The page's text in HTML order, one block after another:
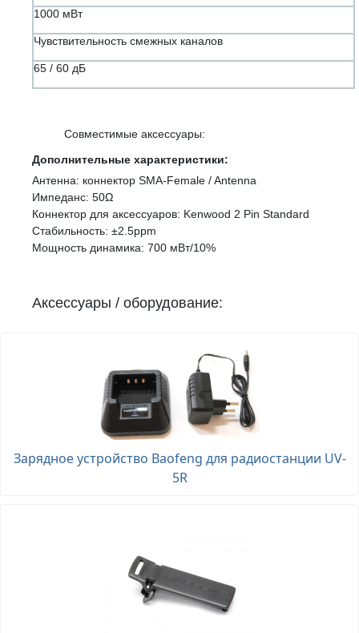
1000 мВт
Чувствительность смежных каналов
65 / 60 дБ
Совместимые аксессуары:
Дополнительные характеристики:
Антенна: коннектор SMA-Female / Antenna
Импеданс: 50Ω
Коннектор для аксессуаров: Kenwood 2 Pin Standard
Стабильность: ±2.5ppm
Мощность динамика: 700 мВт/10%
Аксессуары / оборудование:
Зарядное устройство Baofeng для радиостанции UV-
5R